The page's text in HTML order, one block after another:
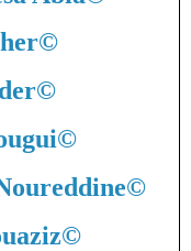
©
©
©
©
©